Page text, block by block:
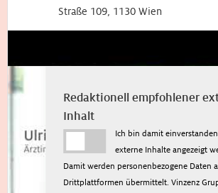
Straße 109, 1130 Wien
Redaktionell empfohlener
Inhalt
Ich bin damit
externe Inhalte angezeigt
Damit werden personenbezogene Daten
Drittplattformen übermittelt. Vinzenz